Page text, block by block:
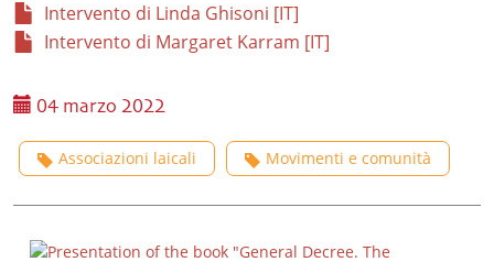
Intervento di Linda Ghisoni [IT]
Intervento di Margaret Karram [IT]
04 marzo 2022
Associazioni laicali Movimenti e comunità